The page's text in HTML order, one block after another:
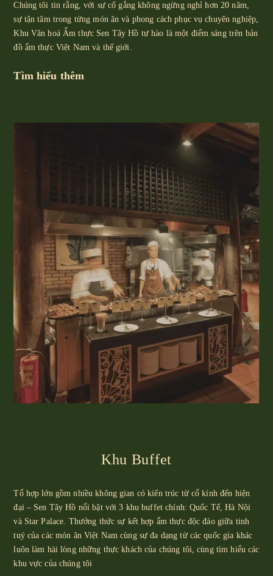
Chúng tôi tin rằng, với sự cố gắng không ngừng nghỉ hơn 20 năm,
sự tận tâm trong từng món ăn và phong cách phục vụ chuyên nghiệp,
Khu Văn hoá Ẩm thực Sen Tây Hồ tự hào là một điểm sáng trên bản
đồ ẩm thực Việt Nam và thế giới.
Tìm hiểu thêm
Khu Buffet
Tổ hợp lớn gồm nhiều không gian có kiến trúc từ cổ kính đến hiện
đại – Sen Tây Hồ nổi bật với 3 khu buffet chính: Quốc Tế, Hà Nội
và Star Palace. Thưởng thức sự kết hợp ẩm thực độc đáo giữa tinh
tuý của các món ăn Việt Nam cùng sự đa dạng từ các quốc gia khác
luôn làm hài lòng những thực khách của chúng tôi, cùng tìm hiểu các
khu vực của chúng tôi